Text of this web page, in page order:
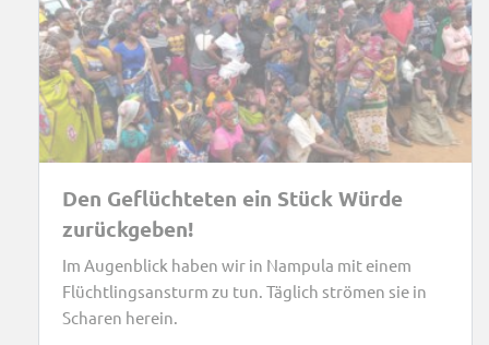
Den Geflüchteten ein Stück Würde
zurückgeben!
Im Augenblick haben wir in Nampula mit einem
Flüchtlingsansturm zu tun. Täglich strömen sie in
Scharen herein.